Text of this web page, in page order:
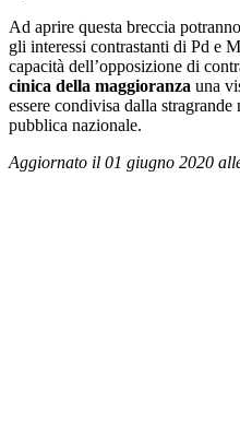
Ad aprire questa breccia
gli interessi contrastanti di Pd e
capacità dell’opposizione di
cinica della maggioranza una
essere condivisa dalla
pubblica nazionale.
Aggiornato il 01 giugno 2020